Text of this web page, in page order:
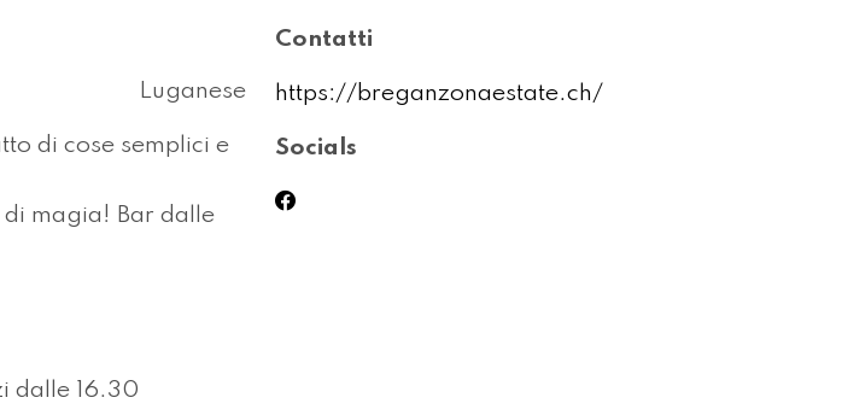
Luganese
di cose semplici e
di magia! Bar dalle
dalle 16.30
Contatti
https://breganzonaestate.ch/
Socials